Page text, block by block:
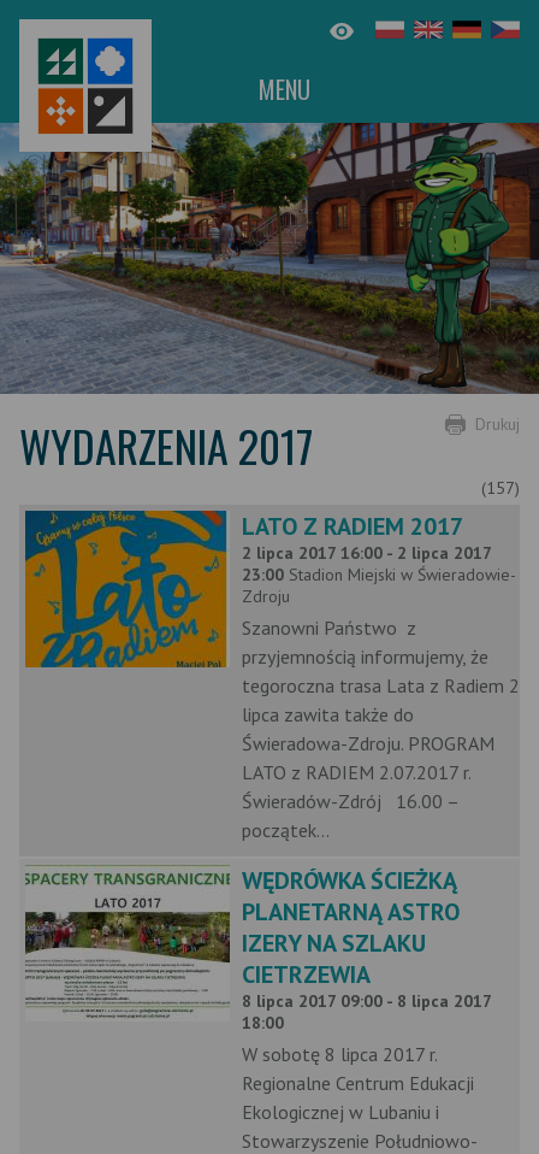
MENU
Drukuj
WYDARZENIA 2017
(157)
LATO Z RADIEM 2017
2 lipca 2017 16:00 - 2 lipca 2017
23:00 Stadion Miejski w Świeradowie-
Zdroju
Szanowni Państwo z
przyjemnością informujemy, że
tegoroczna trasa Lata z Radiem 2
lipca zawita także do
Świeradowa-Zdroju. PROGRAM
LATO z RADIEM 2.07.2017 r.
Świeradów-Zdrój 16.00 –
początek...
WĘDRÓWKA ŚCIEŻKĄ
PLANETARNĄ ASTRO
IZERY NA SZLAKU
CIETRZEWIA
8 lipca 2017 09:00 - 8 lipca 2017
18:00
W sobotę 8 lipca 2017 r.
Regionalne Centrum Edukacji
Ekologicznej w Lubaniu i
Stowarzyszenie Południowo-